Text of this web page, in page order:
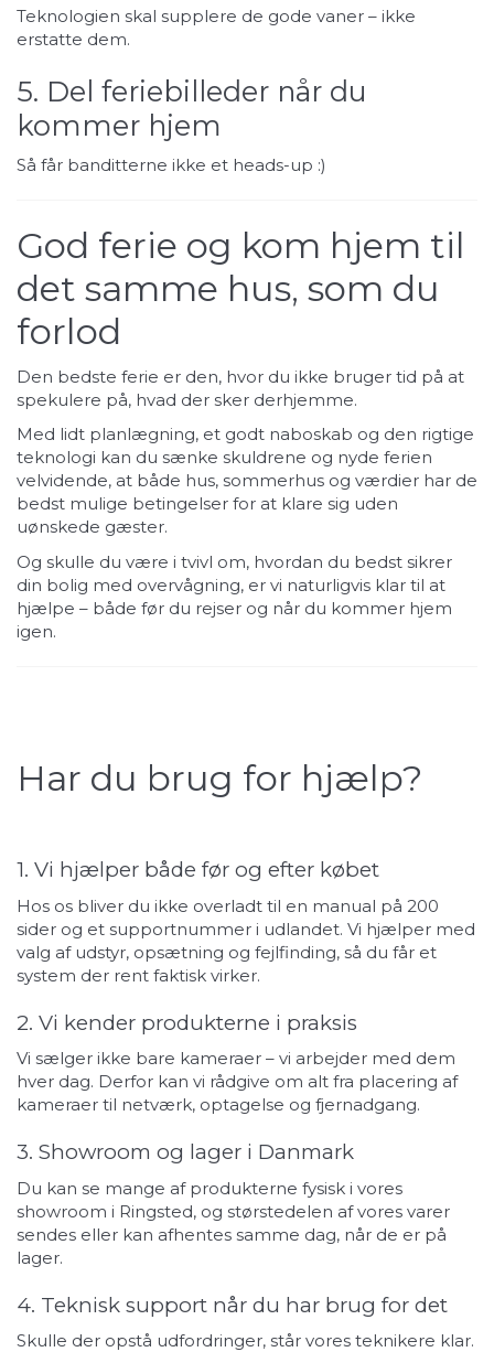
Teknologien skal supplere de gode vaner – ikke
erstatte dem.
5. Del feriebilleder når du
kommer hjem
Så får banditterne ikke et heads-up :)
God ferie og kom hjem til
det samme hus, som du
forlod
Den bedste ferie er den, hvor du ikke bruger tid på at
spekulere på, hvad der sker derhjemme.
Med lidt planlægning, et godt naboskab og den rigtige
teknologi kan du sænke skuldrene og nyde ferien
velvidende, at både hus, sommerhus og værdier har de
bedst mulige betingelser for at klare sig uden
uønskede gæster.
Og skulle du være i tvivl om, hvordan du bedst sikrer
din bolig med overvågning, er vi naturligvis klar til at
hjælpe – både før du rejser og når du kommer hjem
igen.
Har du brug for hjælp?
1. Vi hjælper både før og efter købet
Hos os bliver du ikke overladt til en manual på 200
sider og et supportnummer i udlandet. Vi hjælper med
valg af udstyr, opsætning og fejlfinding, så du får et
system der rent faktisk virker.
2. Vi kender produkterne i praksis
Vi sælger ikke bare kameraer – vi arbejder med dem
hver dag. Derfor kan vi rådgive om alt fra placering af
kameraer til netværk, optagelse og fjernadgang.
3. Showroom og lager i Danmark
Du kan se mange af produkterne fysisk i vores
showroom i Ringsted, og størstedelen af vores varer
sendes eller kan afhentes samme dag, når de er på
lager.
4. Teknisk support når du har brug for det
Skulle der opstå udfordringer, står vores teknikere klar.